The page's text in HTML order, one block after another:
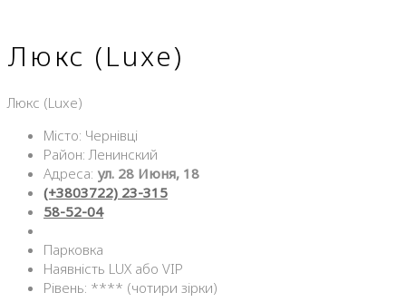
Люкс (Luxe)
Люкс (Luxe)
Місто: Чернівці
Район: Ленинский
Адреса: ул. 28 Июня, 18
(+3803722) 23-315
58-52-04
Парковка
Наявність LUX або VIP
Рівень: **** (чотири зірки)